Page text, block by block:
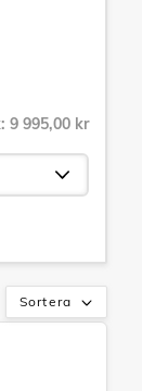
9 995,00 kr
Sortera